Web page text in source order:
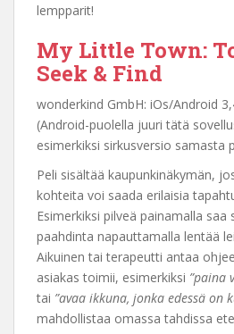
lempparit!
My Little Town:
Seek & Find
wonderkind GmbH: iOs/Android
(Android-puolella juuri tätä
esimerkiksi sirkusversio samasta
Peli sisältää kaupunkinäkymän,
kohteita voi saada erilaisia
Esimerkiksi pilveä painamalla saa
paahdinta napauttamalla lentää
Aikuinen tai terapeutti antaa
asiakas toimii, esimerkiksi ”paina
tai ”avaa ikkuna, jonka edessä on
mahdollistaa omassa tahdissa